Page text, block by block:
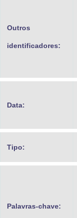
Outros
identificadores:
Data:
Tipo:
Palavras-chave: